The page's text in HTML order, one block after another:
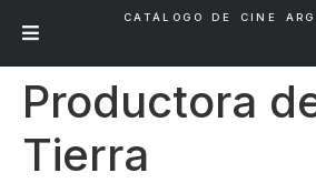
CATÁLOGO DE CINE
Productora
Tierra